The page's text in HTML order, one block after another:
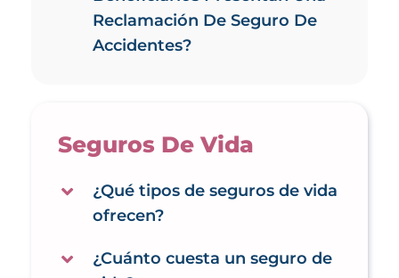
Reclamación De Seguro De
Accidentes?
Seguros De Vida
¿Qué tipos de seguros de vida
ofrecen?
¿Cuánto cuesta un seguro de